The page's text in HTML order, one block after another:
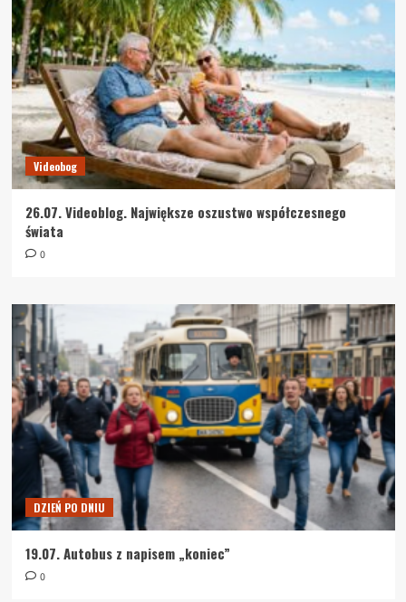
Videobog
26.07. Videoblog. Największe oszustwo współczesnego
świata
0
DZIEŃ PO DNIU
19.07. Autobus z napisem „koniec”
0